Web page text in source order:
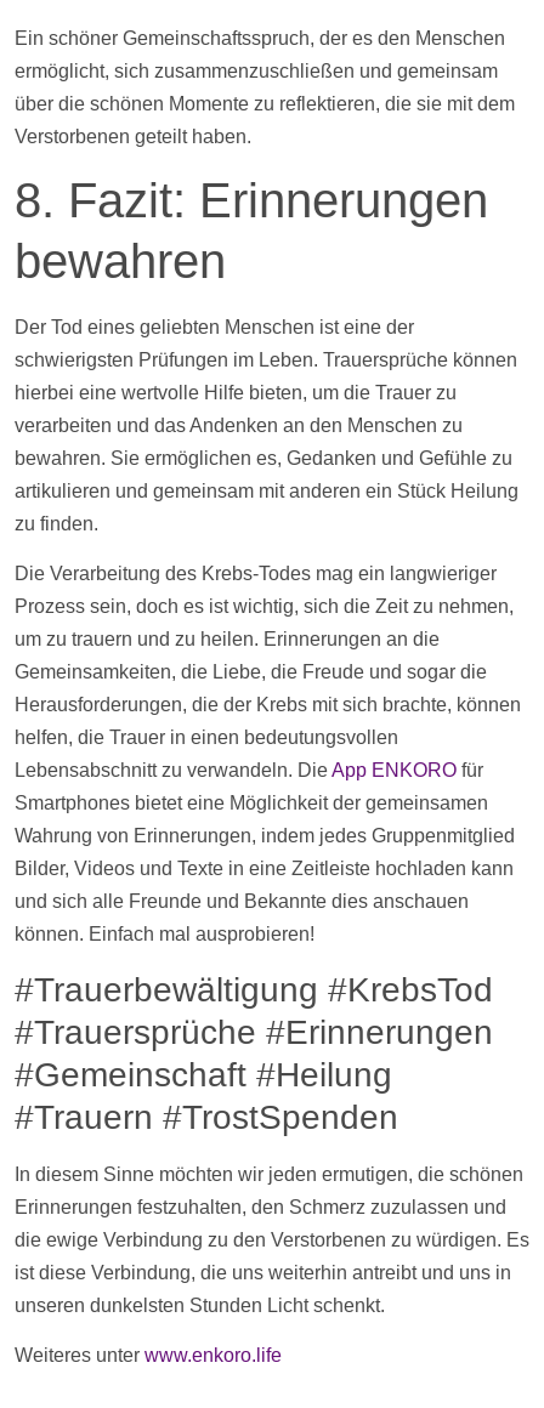
Ein schöner Gemeinschaftsspruch, der es den Menschen
ermöglicht, sich zusammenzuschließen und gemeinsam
über die schönen Momente zu reflektieren, die sie mit dem
Verstorbenen geteilt haben.
8. Fazit: Erinnerungen
bewahren
Der Tod eines geliebten Menschen ist eine der
schwierigsten Prüfungen im Leben. Trauersprüche können
hierbei eine wertvolle Hilfe bieten, um die Trauer zu
verarbeiten und das Andenken an den Menschen zu
bewahren. Sie ermöglichen es, Gedanken und Gefühle zu
artikulieren und gemeinsam mit anderen ein Stück Heilung
zu finden.
Die Verarbeitung des Krebs-Todes mag ein langwieriger
Prozess sein, doch es ist wichtig, sich die Zeit zu nehmen,
um zu trauern und zu heilen. Erinnerungen an die
Gemeinsamkeiten, die Liebe, die Freude und sogar die
Herausforderungen, die der Krebs mit sich brachte, können
helfen, die Trauer in einen bedeutungsvollen
Lebensabschnitt zu verwandeln. DieApp ENKORO für
Smartphones bietet eine Möglichkeit der gemeinsamen
Wahrung von Erinnerungen, indem jedes Gruppenmitglied
Bilder, Videos und Texte in eine Zeitleiste hochladen kann
und sich alle Freunde und Bekannte dies anschauen
können. Einfach mal ausprobieren!
#Trauerbewältigung #KrebsTod
#Trauersprüche #Erinnerungen
#Gemeinschaft #Heilung
#Trauern #TrostSpenden
In diesem Sinne möchten wir jeden ermutigen, die schönen
Erinnerungen festzuhalten, den Schmerz zuzulassen und
die ewige Verbindung zu den Verstorbenen zu würdigen. Es
ist diese Verbindung, die uns weiterhin antreibt und uns in
unseren dunkelsten Stunden Licht schenkt.
Weiteres unter www.enkoro.life